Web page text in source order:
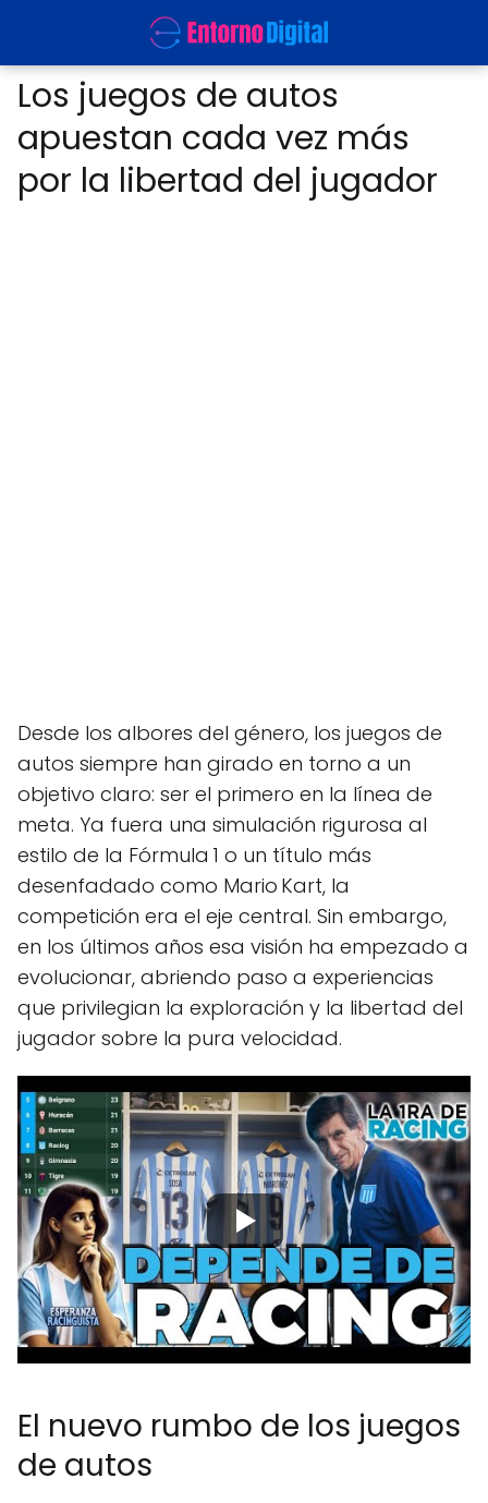
Los juegos de autos
apuestan cada vez más
por la libertad del jugador
Desde los albores del género, los juegos de
autos siempre han girado en torno a un
objetivo claro: ser el primero en la línea de
meta. Ya fuera una simulación rigurosa al
estilo de la Fórmula 1 o un título más
desenfadado como Mario Kart, la
competición era el eje central. Sin embargo,
en los últimos años esa visión ha empezado a
evolucionar, abriendo paso a experiencias
que privilegian la exploración y la libertad del
jugador sobre la pura velocidad.
El nuevo rumbo de los juegos
de autos